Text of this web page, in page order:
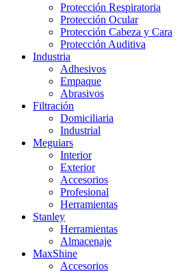
Protección Respiratoria
Protección Ocular
Protección Cabeza y Cara
Protección Auditiva
Industria
Adhesivos
Empaque
Abrasivos
Filtración
Domiciliaria
Industrial
Meguiars
Interior
Exterior
Accesorios
Profesional
Herramientas
Stanley
Herramientas
Almacenaje
MaxShine
Accesorios